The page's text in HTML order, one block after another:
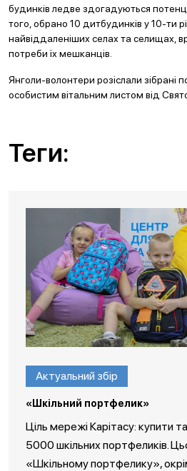
будинків ледве здогадуються
того, обрано 10 дитбудинків у 10-ти
найвіддаленіших селах та селищах,
потреби їх мешканців.
Янголи-волонтери розіслали зібрані
особистим вітальним листом від
Теги:
Актуальний збір
«Шкільний портфелик»
Ціль мережі Карітасу: купити
5000 шкільних портфеликів.
«Шкільному портфелику»,